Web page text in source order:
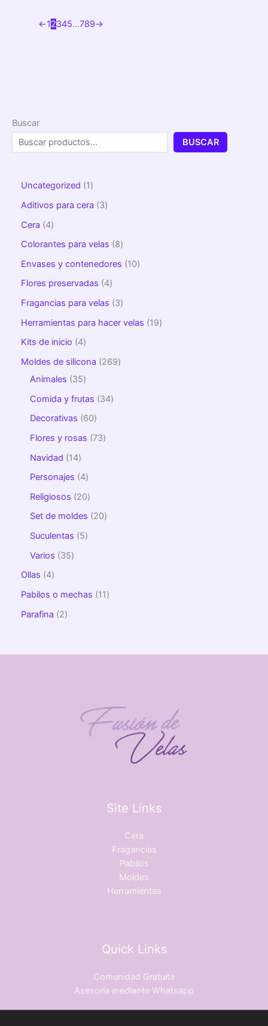
Buscar
BUSCAR
Uncategorized
1
Aditivos para cera
3
Cera
4
Colorantes para velas
8
Envases y contenedores
10
Flores preservadas
4
Fragancias para velas
3
Herramientas para hacer velas
19
Kits de inicio
4
Moldes de silicona
269
Animales
35
Comida y frutas
34
Decorativas
60
Flores y rosas
73
Navidad
14
Personajes
4
Religiosos
20
Set de moldes
20
Suculentas
5
Varios
35
Ollas
4
Pabilos o mechas
11
Parafina
2
←12345…789→
Site Links
Cera
Fragancias
Pabilos
Moldes
Herramientas
Quick Links
Comunidad Gratuita
Asesoría mediante Whatsapp